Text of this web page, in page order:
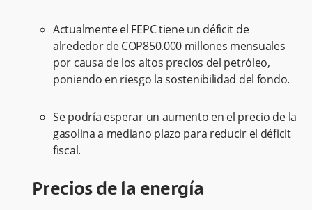
Actualmente el FEPC tiene un déficit de
alrededor de COP850.000 millones mensuales
por causa de los altos precios del petróleo,
poniendo en riesgo la sostenibilidad del fondo.
Se podría esperar un aumento en el precio de la
gasolina a mediano plazo para reducir el déficit
fiscal.
Precios de la energía